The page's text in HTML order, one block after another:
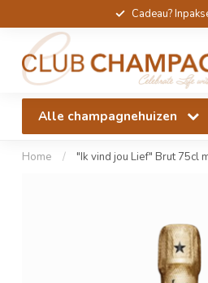
Cadeau?
Alle champagnehuizen
Home / "Ik vind jou Lief" Brut 75cl